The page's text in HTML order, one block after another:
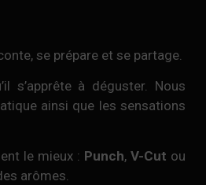
se prépare et se partage.
s’apprête à déguster. Nous
ainsi que les sensations
le mieux : Punch, V-Cut ou
arômes.